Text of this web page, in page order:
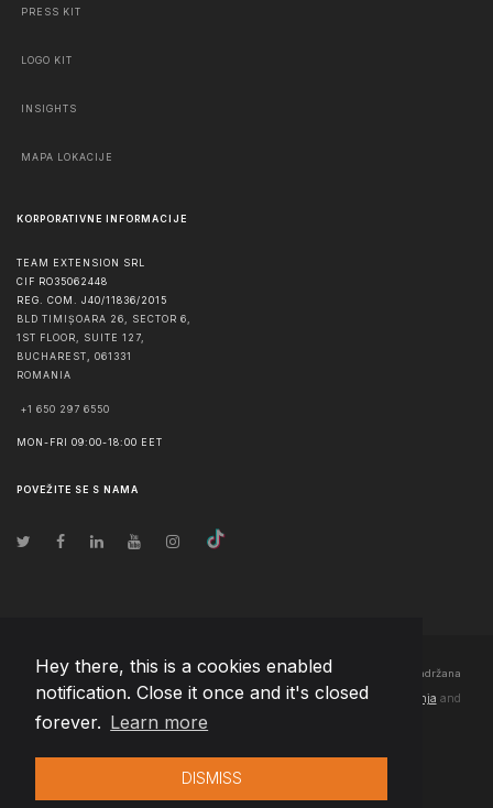
Hey there, this is a cookies enabled
notification. Close it once and it's closed
forever. Learn more
DISMISS
PRESS KIT
LOGO KIT
INSIGHTS
MAPA LOKACIJE
KORPORATIVNE INFORMACIJE
TEAM EXTENSION SRL
CIF RO35062448
REG. COM. J40/11836/2015
BLD TIMIȘOARA 26, SECTOR 6,
1ST FLOOR, SUITE 127,
BUCHAREST
061331
ROMANIA
+1 650 297 6550
MON-FRI 09:00-18:00 EET
POVEŽITE SE S NAMA
© Autorska prava 2026 Team Extension Bosnia Herzegovina - Sva prava zadržana
Changelog● Korišćenjem ove stranice slažete se sa našimPravila korištenja and
Politika privatnosti